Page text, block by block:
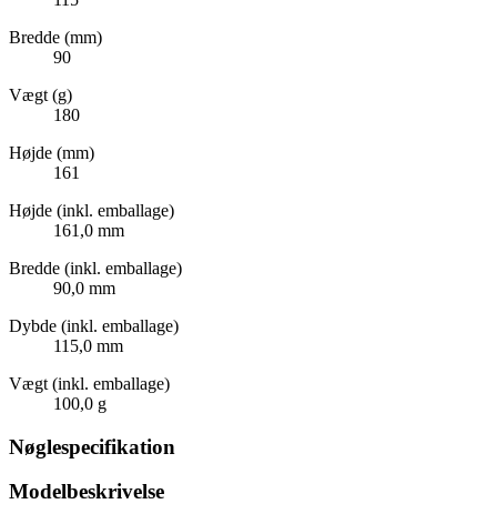
Bredde (mm)
90
Vægt (g)
180
Højde (mm)
161
Højde (inkl. emballage)
161,0 mm
Bredde (inkl. emballage)
90,0 mm
Dybde (inkl. emballage)
115,0 mm
Vægt (inkl. emballage)
100,0 g
Nøglespecifikation
Modelbeskrivelse